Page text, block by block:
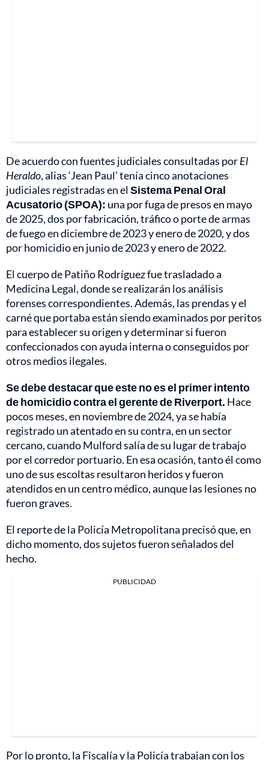
De acuerdo con fuentes judiciales consultadas porEl
Heraldo, alias ‘Jean Paul’ tenía cinco anotaciones
judiciales registradas en elSistema Penal Oral
Acusatorio (SPOA): una por fuga de presos en mayo
de 2025, dos por fabricación, tráfico o porte de armas
de fuego en diciembre de 2023 y enero de 2020, y dos
por homicidio en junio de 2023 y enero de 2022.
El cuerpo de Patiño Rodríguez fue trasladado a
Medicina Legal, donde se realizarán los análisis
forenses correspondientes. Además, las prendas y el
carné que portaba están siendo examinados por peritos
para establecer su origen y determinar si fueron
confeccionados con ayuda interna o conseguidos por
otros medios ilegales.
Se debe destacar que este no es el primer intento
de homicidio contra el gerente de Riverport. Hace
pocos meses, en noviembre de 2024, ya se había
registrado un atentado en su contra, en un sector
cercano, cuando Mulford salía de su lugar de trabajo
por el corredor portuario. En esa ocasión, tanto él como
uno de sus escoltas resultaron heridos y fueron
atendidos en un centro médico, aunque las lesiones no
fueron graves.
El reporte de la Policía Metropolitana precisó que, en
dicho momento, dos sujetos fueron señalados del
hecho.
PUBLICIDAD
Por lo pronto, la Fiscalía y la Policía trabajan con los